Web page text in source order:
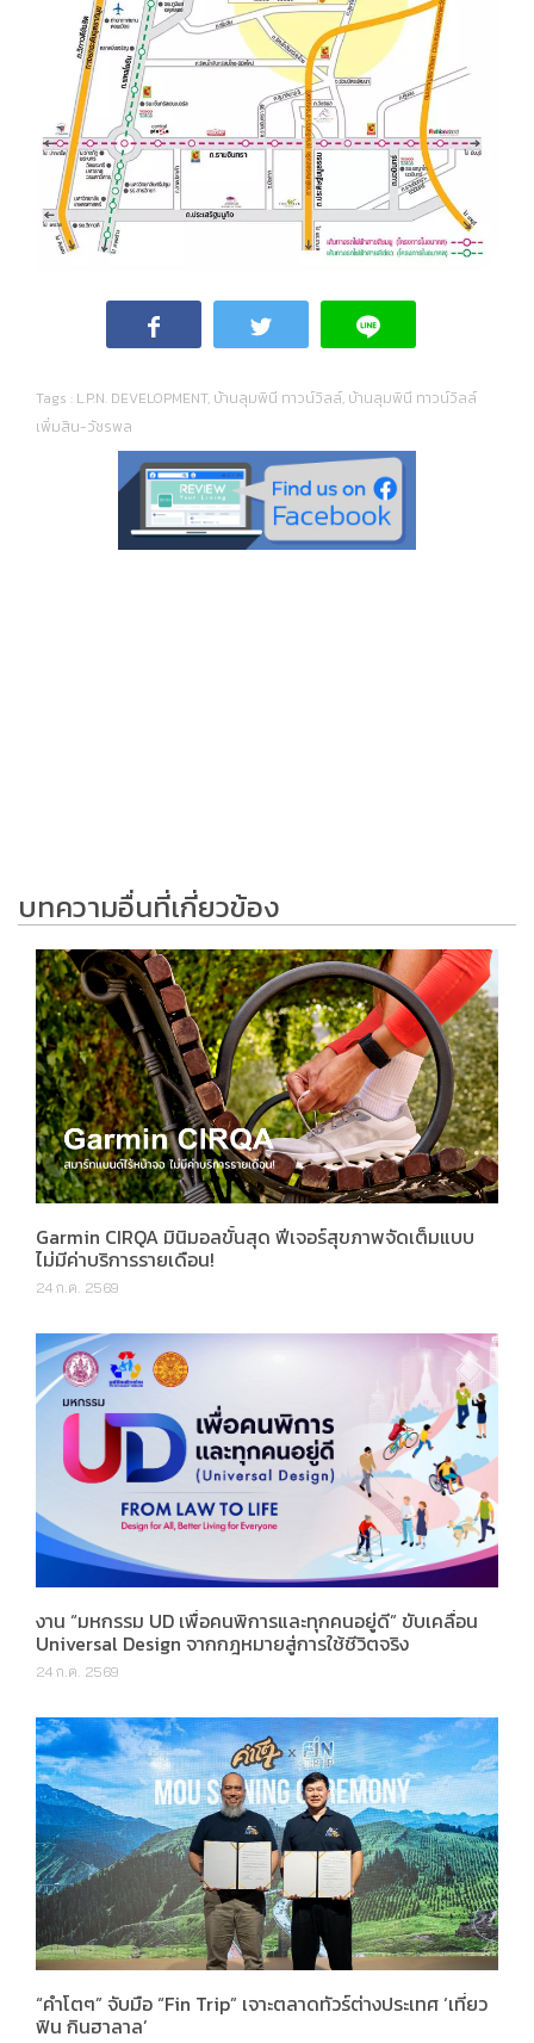
Tags : L.P.N. DEVELOPMENT, บ้านลุมพินี ทาวน์วิลล์, บ้านลุมพินี ทาวน์วิลล์
เพิ่มสิน-วัชรพล
บทความอื่นที่เกี่ยวข้อง
Garmin CIRQA มินิมอลขั้นสุด ฟีเจอร์สุขภาพจัดเต็มแบบ
ไม่มีค่าบริการรายเดือน!
24 ก.ค. 2569
งาน “มหกรรม UD เพื่อคนพิการและทุกคนอยู่ดี” ขับเคลื่อน
Universal Design จากกฎหมายสู่การใช้ชีวิตจริง
24 ก.ค. 2569
“คำโตๆ” จับมือ “Fin Trip” เจาะตลาดทัวร์ต่างประเทศ ‘เที่ยว
ฟิน กินฮาลาล’